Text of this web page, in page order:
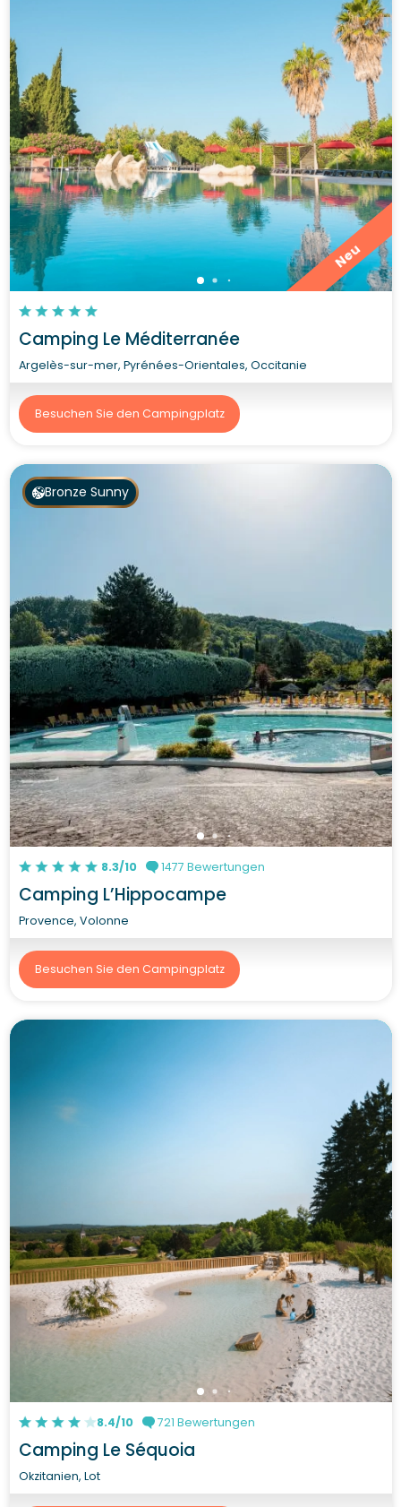
Neu
Camping Le Méditerranée
Argelès-sur-mer, Pyrénées-Orientales, Occitanie
Besuchen Sie den Campingplatz
Bronze Sunny
8.3/10 1477 Bewertungen
Camping L’Hippocampe
Provence, Volonne
Besuchen Sie den Campingplatz
8.4/10 721 Bewertungen
Camping Le Séquoia
Okzitanien, Lot